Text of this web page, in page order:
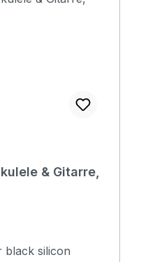
& Gitarre,
black silicon